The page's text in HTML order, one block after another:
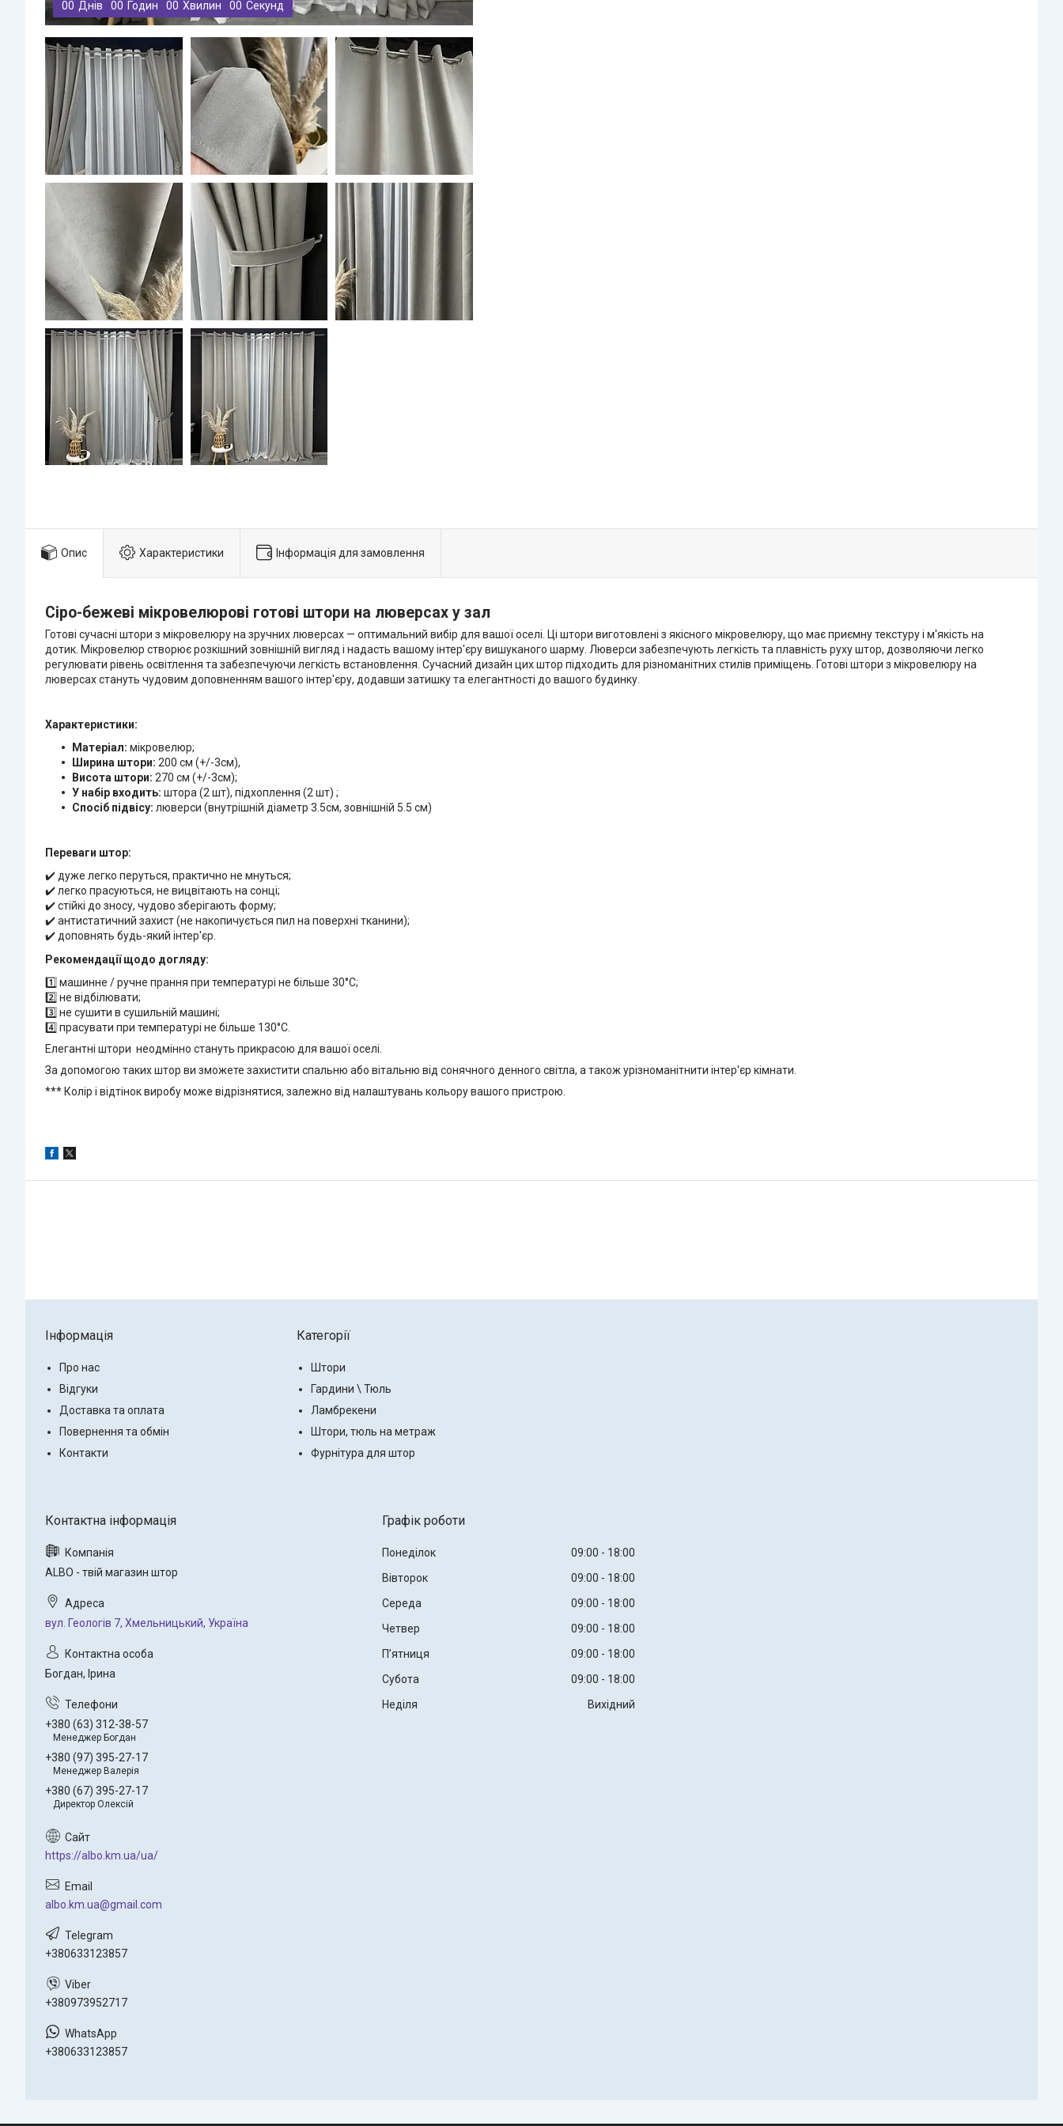
00 Днів 00 Годин 00 Хвилин 00 Секунд
Опис Характеристики Інформація для замовлення
Сіро-бежеві мікровелюрові готові штори на люверсах у зал
Готові сучасні штори з мікровелюру на зручних люверсах — оптимальний вибір для вашої оселі. Ці штори виготовлені з якісного мікровелюру, що має приємну текстуру і м'якість на
дотик. Мікровелюр створює розкішний зовнішній вигляд і надасть вашому інтер'єру вишуканого шарму. Люверси забезпечують легкість та плавність руху штор, дозволяючи легко
регулювати рівень освітлення та забезпечуючи легкість встановлення. Сучасний дизайн цих штор підходить для різноманітних стилів приміщень. Готові штори з мікровелюру на
люверсах стануть чудовим доповненням вашого інтер'єру, додавши затишку та елегантності до вашого будинку.
Характеристики:
Матеріал: мікровелюр;
Ширина штори: 200 см (+/-3см),
Висота штори: 270 см (+/-3см);
У набір входить: штора (2 шт), підхоплення (2 шт) ;
Спосіб підвісу: люверси (внутрішній діаметр 3.5см, зовнішній 5.5 см)
Переваги штор:
✔️ дуже легко перуться, практично не мнуться;
✔️ легко прасуються, не вицвітають на сонці;
✔️ стійкі до зносу, чудово зберігають форму;
✔️ антистатичний захист (не накопичується пил на поверхні тканини);
✔️ доповнять будь-який інтер'єр.
Рекомендації щодо догляду:
1️⃣ машинне / ручне прання при температурі не більше 30°C;
2️⃣ не відбілювати;
3️⃣ не сушити в сушильній машині;
4️⃣ прасувати при температурі не більше 130°C.
Елегантні штори неодмінно стануть прикрасою для вашої оселі.
За допомогою таких штор ви зможете захистити спальню або вітальню від сонячного денного світла, а також урізноманітнити інтер'єр кімнати.
*** Колір і відтінок виробу може відрізнятися, залежно від налаштувань кольору вашого пристрою.
Інформація
Про нас
Відгуки
Доставка та оплата
Повернення та обмін
Контакти
Категорії
Штори
Гардини \ Тюль
Ламбрекени
Штори, тюль на метраж
Фурнітура для штор
ALBO - твій магазин штор
вул. Геологів 7, Хмельницький, Україна
Богдан, Ірина
+380 (63) 312-38-57
Менеджер Богдан
+380 (97) 395-27-17
Менеджер Валерія
+380 (67) 395-27-17
Директор Олексій
https://albo.km.ua/ua/
albo.km.ua@gmail.com
+380633123857
+380973952717
+380633123857
Графік роботи
Понеділок 09:00
18:00
Вівторок
09:00
18:00
Середа
09:00
18:00
Четвер
09:00
18:00
Пʼятниця
09:00
18:00
Субота
09:00
18:00
Неділя
Вихідний